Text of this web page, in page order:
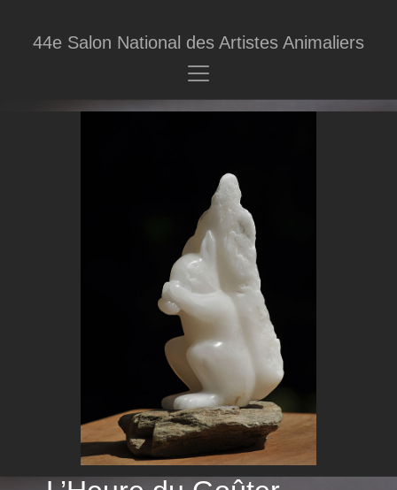
44e Salon National des Artistes Animaliers